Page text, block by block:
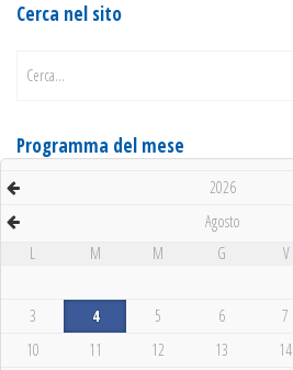
Cerca nel sito
Cerca...
Programma del mese
2026
Agosto
L
M M G V
3
4 5 6 7
10
11 12 13 14